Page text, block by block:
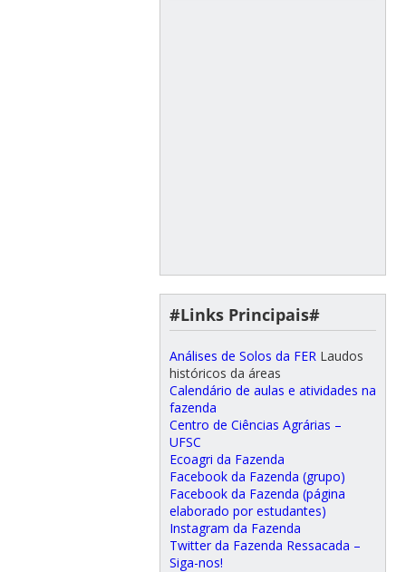
#Links Principais#
Análises de Solos da FER Laudos
históricos da áreas
Calendário de aulas e atividades na
fazenda
Centro de Ciências Agrárias –
UFSC
Ecoagri da Fazenda
Facebook da Fazenda (grupo)
Facebook da Fazenda (página
elaborado por estudantes)
Instagram da Fazenda
Twitter da Fazenda Ressacada –
Siga-nos!